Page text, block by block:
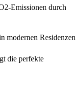
Emissionen durch
modernen Residenzen
die perfekte